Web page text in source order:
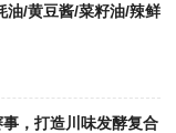
油/黄豆酱/菜籽油/辣鲜
，打造川味发酵复合